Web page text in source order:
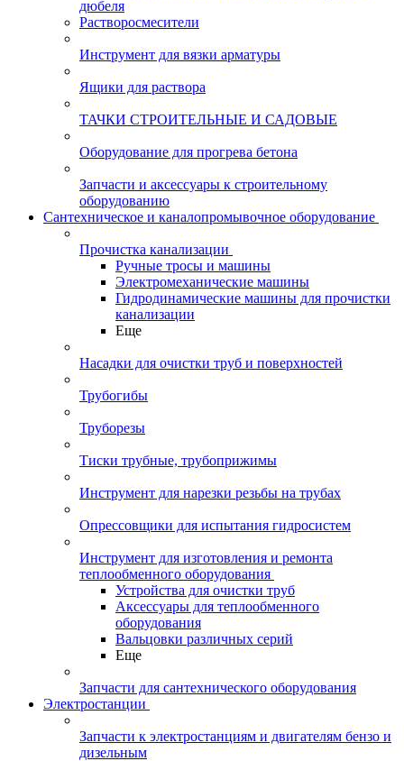
дюбеля
Растворосмесители
Инструмент для вязки арматуры
Ящики для раствора
ТАЧКИ СТРОИТЕЛЬНЫЕ И САДОВЫЕ
Оборудование для прогрева бетона
Запчасти и аксессуары к строительному
оборудованию
Сантехническое и каналопромывочное оборудование
Прочистка канализации
Ручные тросы и машины
Электромеханические машины
Гидродинамические машины для прочистки
канализации
Еще
Насадки для очистки труб и поверхностей
Трубогибы
Труборезы
Тиски трубные, трубоприжимы
Инструмент для нарезки резьбы на трубах
Опрессовщики для испытания гидросистем
Инструмент для изготовления и ремонта
теплообменного оборудования
Устройства для очистки труб
Аксессуары для теплообменного
оборудования
Вальцовки различных серий
Еще
Запчасти для сантехнического оборудования
Электростанции
Запчасти к электростанциям и двигателям бензо и
дизельным